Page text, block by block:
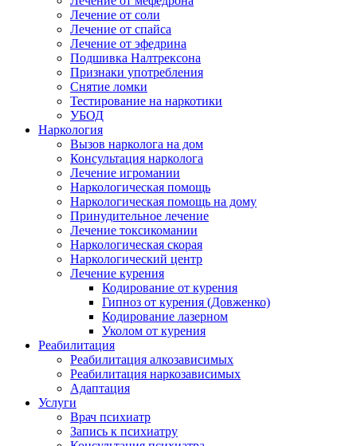
Лечение от соли
Лечение от спайса
Лечение от эфедрина
Подшивка Налтрексона
Признаки употребления
Снятие ломки
Тестирование на наркотики
УБОД
Наркология
Вызов нарколога на дом
Консультация нарколога
Лечение игромании
Наркологическая помощь
Наркологическая помощь на дому
Принудительное лечение
Лечение токсикомании
Наркологическая скорая
Наркологический центр
Лечение курения
Кодирование от курения
Гипноз от курения (Довженко)
Кодирование лазерном
Уколом от курения
Реабилитация
Реабилитация алкозависимых
Реабилитация наркозависимых
Адаптация
Услуги
Врач психиатр
Запись к психиатру